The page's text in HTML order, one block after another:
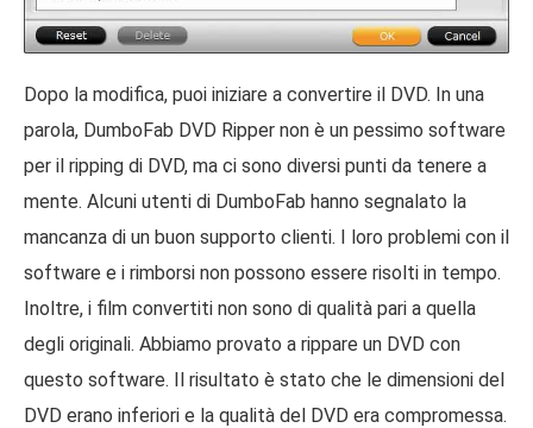
Dopo la modifica, puoi iniziare a convertire il DVD. In una
parola, DumboFab DVD Ripper non è un pessimo software
per il ripping di DVD, ma ci sono diversi punti da tenere a
mente. Alcuni utenti di DumboFab hanno segnalato la
mancanza di un buon supporto clienti. I loro problemi con il
software e i rimborsi non possono essere risolti in tempo.
Inoltre, i film convertiti non sono di qualità pari a quella
degli originali. Abbiamo provato a rippare un DVD con
questo software. Il risultato è stato che le dimensioni del
DVD erano inferiori e la qualità del DVD era compromessa.